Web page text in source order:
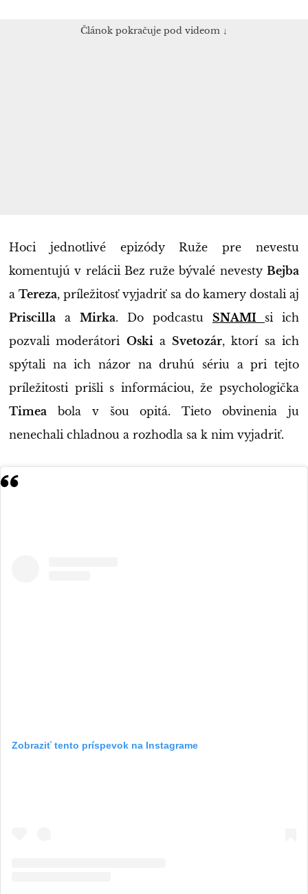
Článok pokračuje pod videom ↓
Hoci jednotlivé epizódy Ruže pre nevestu
komentujú v relácii Bez ruže bývalé nevesty Bejba
aTereza, príležitosť vyjadriť sa do kamery dostali aj
Priscilla a Mirka. Do podcastu SNAMI si ich
pozvali moderátori Oski a Svetozár, ktorí sa ich
spýtali na ich názor na druhú sériu a pri tejto
príležitosti prišli s informáciou, že psychologička
Timea bola v šou opitá. Tieto obvinenia ju
nenechali chladnou a rozhodla sa k nim vyjadriť.
Zobraziť tento príspevok na Instagrame